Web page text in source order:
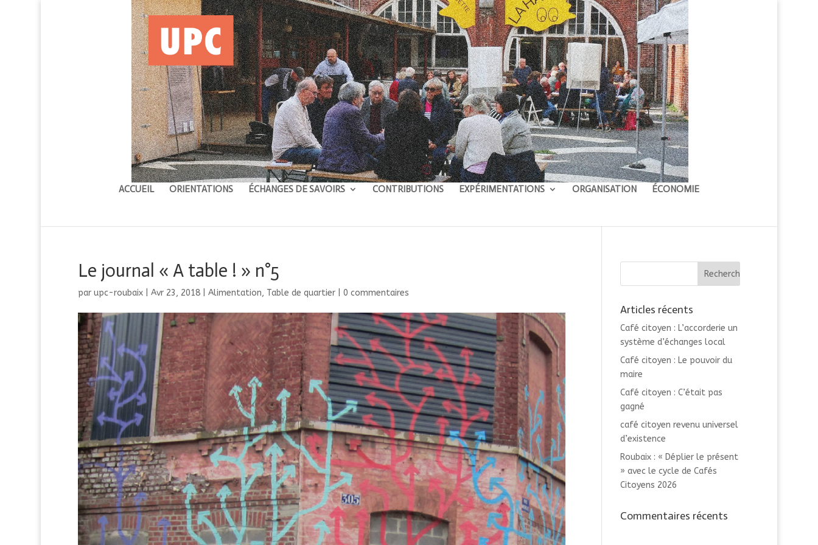
ACCUEIL ORIENTATIONS ÉCHANGES DE SAVOIRS CONTRIBUTIONS EXPÉRIMENTATIONS ORGANISATION ÉCONOMIE
Le journal « A table ! » n°5
par upc-roubaix| Avr 23, 2018| Alimentation, Table de quartier| 0 commentaires
Articles récents
Café citoyen : L’accorderie un
système d’échanges local
Café citoyen : Le pouvoir du
maire
Café citoyen : C’était pas
gagné
café citoyen revenu universel
d’existence
Roubaix : « Déplier le présent
» avec le cycle de Cafés
Citoyens 2026
Commentaires récents